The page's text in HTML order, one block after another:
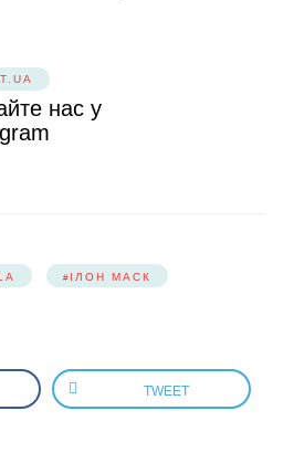
нас у
ІЛОН МАСК
TWEET